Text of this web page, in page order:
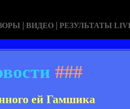
| ВИДЕО | РЕЗУЛЬТАТЫ
###
ей Гамшика